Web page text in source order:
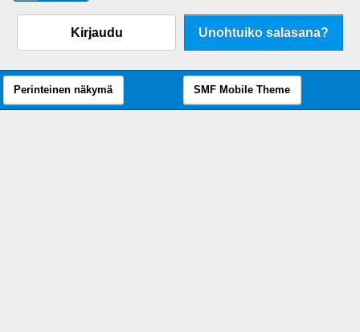
Kirjaudu Unohtuiko salasana?
Perinteinen näkymä SMF Mobile Theme